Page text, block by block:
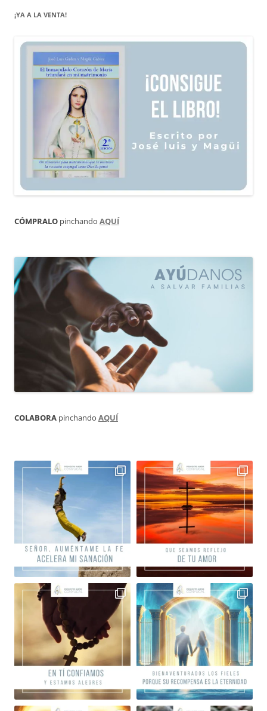
¡YA A LA VENTA!
CÓMPRALO pinchando AQUÍ
COLABORA pinchando AQUÍ